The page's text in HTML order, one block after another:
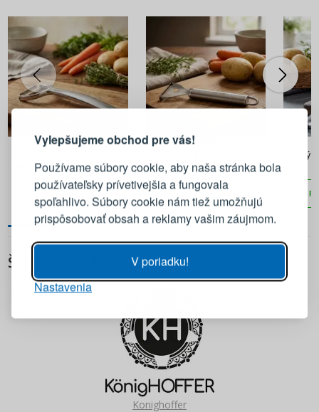
Vylepšujeme obchod pre vás!
Používame súbory cookie, aby naša stránka bola
používateľsky prívetivejšia a fungovala
spoľahlivo. Súbory cookie nám tiež umožňujú
prispôsobovať obsah a reklamy vašim záujmom.
V poriadku!
Nastavenia
4,99 €
zeleninu ODELO LISSE 15 cm
strieborná
PRIDAŤ DO KOŠÍKA
4,49 €
ODELO KANDI 19 cm
PRIDAŤ DO KOŠÍKA
Zvislý
ŠPECIFIKÁCIA
Konighoffer
PRIHLÁSENIE REGISTRÁCIA
Prihláste sa k svojmu účtu
E-mail
PRIHLÁSIŤ SA
Pripomenutie hesla